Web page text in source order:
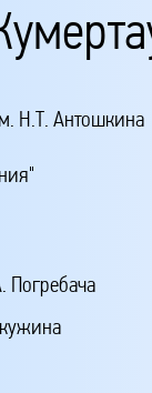
Н.Т. Антошкина